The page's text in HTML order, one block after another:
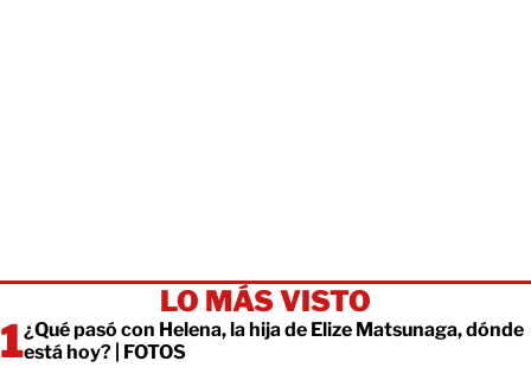
LO MÁS VISTO
¿Qué pasó con Helena, la hija de Elize Matsunaga, dónde
está hoy? | FOTOS